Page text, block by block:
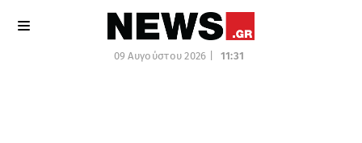
09 Αυγούστου 2026 | 11:31